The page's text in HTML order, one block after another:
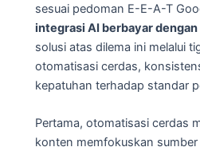
sesuai pedoman E-E-A-T
integrasi AI berbayar dengan
solusi atas dilema ini melalui
otomatisasi cerdas,
kepatuhan terhadap standar
Pertama, otomatisasi cerdas
konten memfokuskan